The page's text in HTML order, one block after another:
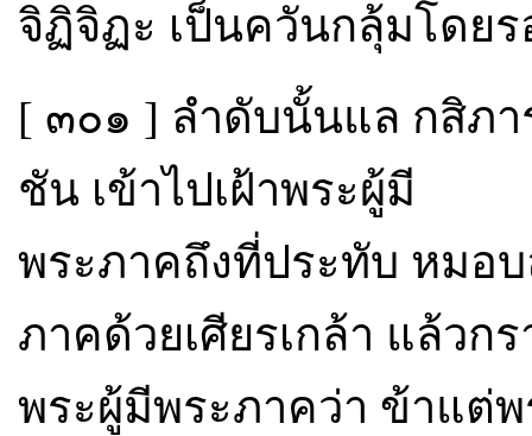
จิฏิจิฏะ เป็นควันกลุ้มโดย
[ ๓๐๑ ] ลำดับนั้นแล กสิภ
ชัน เข้าไปเฝ้าพระผู้มี
พระภาคถึงที่ประทับ หมอ
ภาคด้วยเศียรเกล้า แล้วก
พระผู้มีพระภาคว่า ข้าแต่